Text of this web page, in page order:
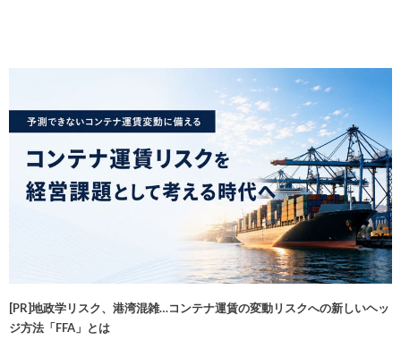
[PR]地政学リスク、港湾混雑…コンテナ運賃の変動リスクへの新しいヘッ
ジ方法「FFA」とは